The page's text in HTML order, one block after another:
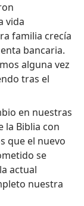
vida
familia crecía
bancaria.
alguna vez
tras el
en nuestras
la Biblia con
que el nuevo
se
actual
nuestra